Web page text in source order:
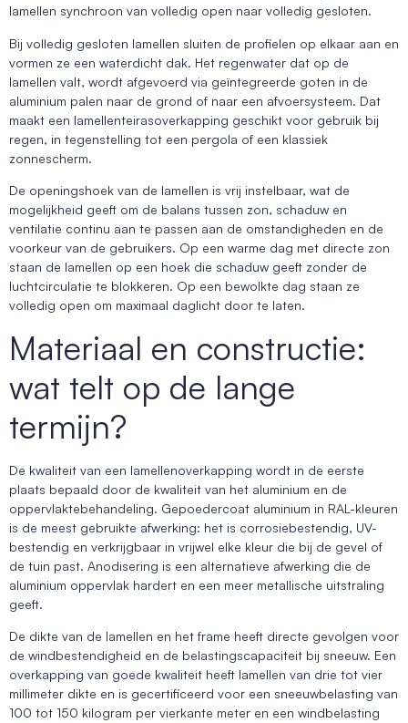
lamellen synchroon van volledig open naar volledig gesloten.
Bij volledig gesloten lamellen sluiten de profielen op elkaar aan en
vormen ze een waterdicht dak. Het regenwater dat op de
lamellen valt, wordt afgevoerd via geïntegreerde goten in de
aluminium palen naar de grond of naar een afvoersysteem. Dat
maakt een lamellenteirasoverkapping geschikt voor gebruik bij
regen, in tegenstelling tot een pergola of een klassiek
zonnescherm.
De openingshoek van de lamellen is vrij instelbaar, wat de
mogelijkheid geeft om de balans tussen zon, schaduw en
ventilatie continu aan te passen aan de omstandigheden en de
voorkeur van de gebruikers. Op een warme dag met directe zon
staan de lamellen op een hoek die schaduw geeft zonder de
luchtcirculatie te blokkeren. Op een bewolkte dag staan ze
volledig open om maximaal daglicht door te laten.
Materiaal en constructie:
wat telt op de lange
termijn?
De kwaliteit van een lamellenoverkapping wordt in de eerste
plaats bepaald door de kwaliteit van het aluminium en de
oppervlaktebehandeling. Gepoedercoat aluminium in RAL-kleuren
is de meest gebruikte afwerking: het is corrosiebestendig, UV-
bestendig en verkrijgbaar in vrijwel elke kleur die bij de gevel of
de tuin past. Anodisering is een alternatieve afwerking die de
aluminium oppervlak hardert en een meer metallische uitstraling
geeft.
De dikte van de lamellen en het frame heeft directe gevolgen voor
de windbestendigheid en de belastingscapaciteit bij sneeuw. Een
overkapping van goede kwaliteit heeft lamellen van drie tot vier
millimeter dikte en is gecertificeerd voor een sneeuwbelasting van
100 tot 150 kilogram per vierkante meter en een windbelasting